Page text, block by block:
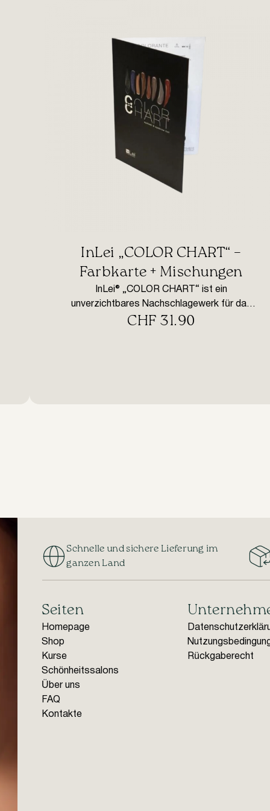
InLei „COLOR CHART“ –
Farbkarte + Mischungen
InLei® „COLOR CHART“ ist ein
unverzichtbares Nachschlagewerk für das
Färben von Wimpern und Augenbrauen. Es
CHF 31.90
Schnelle und sichere Lieferung im
ganzen Land
Seiten
Homepage
Shop
Kurse
Schönheitssalons
Über uns
FAQ
Kontakte
Rückgaberecht